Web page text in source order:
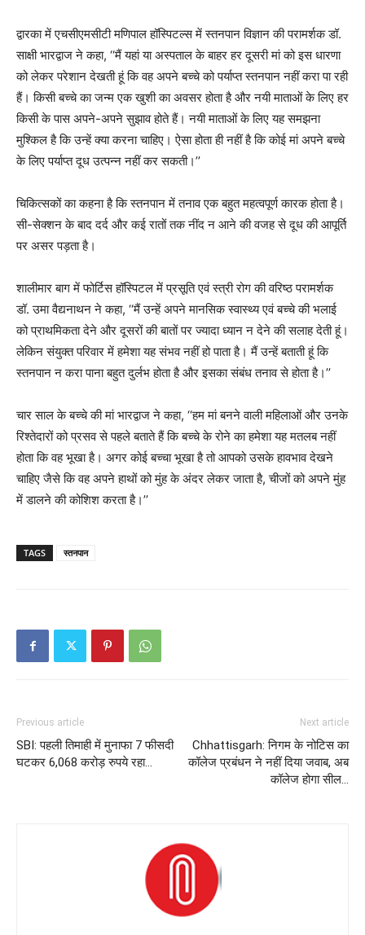
द्वारका में एचसीएमसीटी मणिपाल हॉस्पिटल्स में स्तनपान विज्ञान की परामर्शक डॉ.
साक्षी भारद्वाज ने कहा, ‘‘मैं यहां या अस्पताल के बाहर हर दूसरी मां को इस धारणा
को लेकर परेशान देखती हूं कि वह अपने बच्चे को पर्याप्त स्तनपान नहीं करा पा रही
हैं। किसी बच्चे का जन्म एक खुशी का अवसर होता है और नयी माताओं के लिए हर
किसी के पास अपने-अपने सुझाव होते हैं। नयी माताओं के लिए यह समझना
मुश्किल है कि उन्हें क्या करना चाहिए। ऐसा होता ही नहीं है कि कोई मां अपने बच्चे
के लिए पर्याप्त दूध उत्पन्न नहीं कर सकती।’’
चिकित्सकों का कहना है कि स्तनपान में तनाव एक बहुत महत्वपूर्ण कारक होता है।
सी-सेक्शन के बाद दर्द और कई रातों तक नींद न आने की वजह से दूध की आपूर्ति
पर असर पड़ता है।
शालीमार बाग में फोर्टिस हॉस्पिटल में प्रसूति एवं स्त्री रोग की वरिष्ठ परामर्शक
डॉ. उमा वैद्यनाथन ने कहा, ‘‘मैं उन्हें अपने मानसिक स्वास्थ्य एवं बच्चे की भलाई
को प्राथमिकता देने और दूसरों की बातों पर ज्यादा ध्यान न देने की सलाह देती हूं।
लेकिन संयुक्त परिवार में हमेशा यह संभव नहीं हो पाता है। मैं उन्हें बताती हूं कि
स्तनपान न करा पाना बहुत दुर्लभ होता है और इसका संबंध तनाव से होता है।’’
चार साल के बच्चे की मां भारद्वाज ने कहा, ‘‘हम मां बनने वाली महिलाओं और उनके
रिश्तेदारों को प्रसव से पहले बताते हैं कि बच्चे के रोने का हमेशा यह मतलब नहीं
होता कि वह भूखा है। अगर कोई बच्चा भूखा है तो आपको उसके हावभाव देखने
चाहिए जैसे कि वह अपने हाथों को मुंह के अंदर लेकर जाता है, चीजों को अपने मुंह
में डालने की कोशिश करता है।’’
TAGS स्तनपान
Previous article
SBI: पहली तिमाही में मुनाफा 7 फीसदी
घटकर 6,068 करोड़ रुपये रहा…
Next article
Chhattisgarh: निगम के नोटिस का
कॉलेज प्रबंधन ने नहीं दिया जवाब, अब
कॉलेज होगा सील…